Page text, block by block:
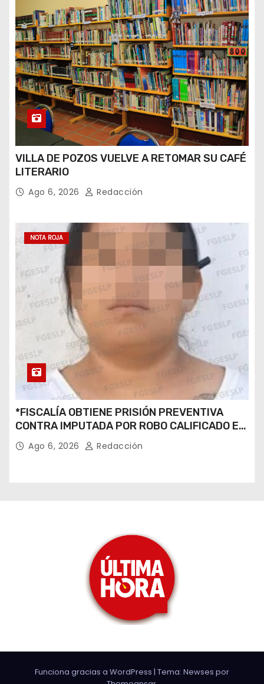
VILLA DE POZOS VUELVE A RETOMAR SU CAFÉ
LITERARIO
Ago 6, 2026 Redacción
NOTA ROJA
*FISCALÍA OBTIENE PRISIÓN PREVENTIVA
CONTRA IMPUTADA POR ROBO CALIFICADO EN
RIOVERDE*
Ago 6, 2026 Redacción
Funciona gracias a WordPress | Tema: Newses por